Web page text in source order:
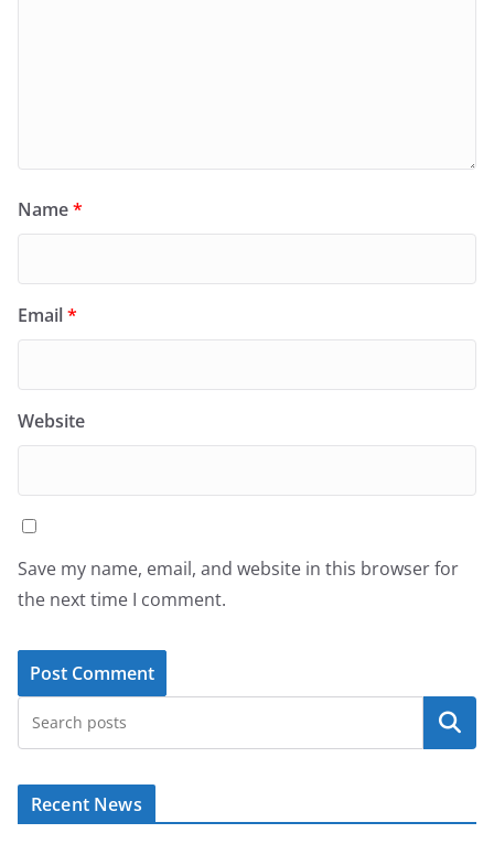
Name*
Email*
Website
Save my name, email, and website in this browser for
the next time I comment.
Search
Recent News